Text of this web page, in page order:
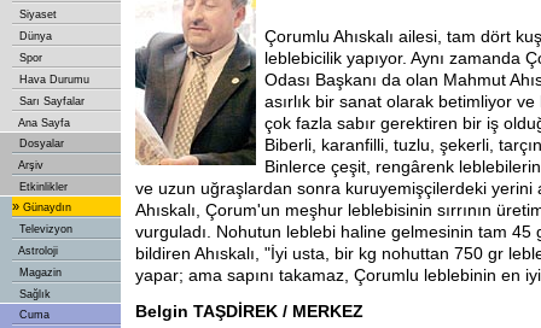
Siyaset
Dünya
Spor
Hava Durumu
Sarı Sayfalar
Ana Sayfa
Dosyalar
Arşiv
Etkinlikler
» Günaydın
Televizyon
Astroloji
Magazin
Sağlık
Cuma
Çorumlu Ahıskalı ailesi, tam dört
leblebicilik yapıyor. Aynı zamanda
Odası Başkanı da olan Mahmut
asırlık bir sanat olarak betimliyor ve
çok fazla sabır gerektiren bir iş
Biberli, karanfilli, tuzlu, şekerli,
Binlerce çeşit, rengârenk
ve uzun uğraşlardan sonra kuruyemişçilerdeki yerini
Ahıskalı, Çorum'un meşhur leblebisinin sırrının
vurguladı. Nohutun leblebi haline gelmesinin tam 45
bildiren Ahıskalı, "İyi usta, bir kg nohuttan 750 gr
yapar; ama sapını takamaz, Çorumlu leblebinin en
Belgin TAŞDİREK / MERKEZ